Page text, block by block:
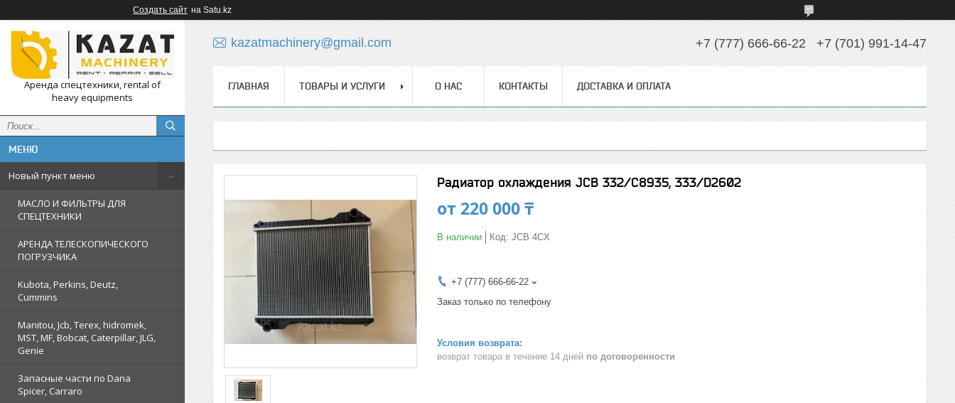
Создать сайт на Satu.kz
Аренда спецтехники, rental of
heavy equipments
Новый пункт меню
МАСЛО И ФИЛЬТРЫ ДЛЯ
СПЕЦТЕХНИКИ
АРЕНДА ТЕЛЕСКОПИЧЕСКОГО
ПОГРУЗЧИКА
Kubota, Perkins, Deutz,
Cummins
Manitou, Jcb, Terex, hidromek,
MST, MF, Bobcat, Caterpillar, JLG,
Genie
Запасные части по Dana
Spicer, Carraro
kazatmachinery@gmail.com +7 (777) 666-66-22 +7 (701) 991-14-47
ГЛАВНАЯ ТОВАРЫ И УСЛУГИ О НАС КОНТАКТЫ ДОСТАВКА И ОПЛАТА
Радиатор охлаждения JCB 332/C8935, 333/D2602
от 220 000 ₸
В наличии Код: JCB 4CX
+7 (777) 666-66-22
Заказ только по телефону
возврат товара в течение 14 дней по договоренности